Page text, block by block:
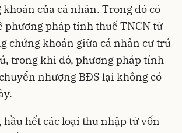
của cá nhân. Trong đó có
phương pháp tính thuế TNCN từ
chứng khoán giữa cá nhân cư trú
trong khi đó, phương pháp tính
nhượng BĐS lại không có
hầu hết các loại thu nhập từ vốn